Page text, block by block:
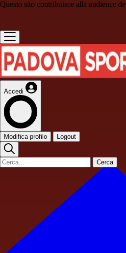
Questo sito contribuisce alla audience de
Accedi
Modifica profilo Logout
Cerca